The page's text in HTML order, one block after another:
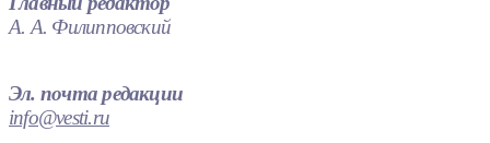
А. А. Филипповский
Эл. почта редакции
info@vesti.ru